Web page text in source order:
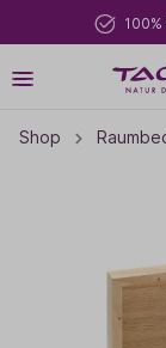
100%
Shop